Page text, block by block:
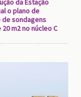
da Estação
o plano de
de sondagens
m2 no núcleo C